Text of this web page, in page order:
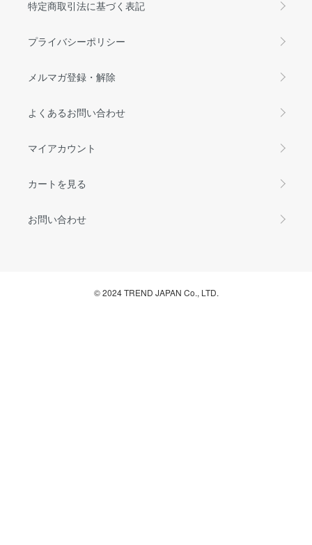
特定商取引法に基づく表記
プライバシーポリシー
メルマガ登録・解除
よくあるお問い合わせ
マイアカウント
カートを見る
お問い合わせ
© 2024 TREND JAPAN Co., LTD.